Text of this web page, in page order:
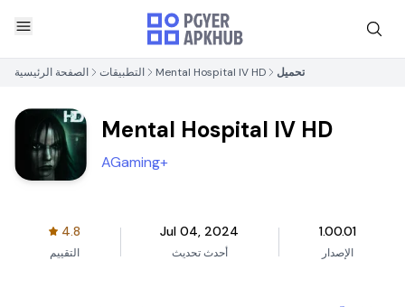
الصفحة الرئيسية التطبيقات Mental Hospital IV HD تحميل
Mental Hospital IV HD
AGaming+
4.8
التقييم
Jul 04, 2024
أحدث تحديث
1.00.01
الإصدار